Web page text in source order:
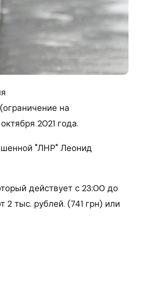
на
2021 года.
"ЛНР" Леонид
действует с 23:00 до
тыс. рублей. (741 грн) или